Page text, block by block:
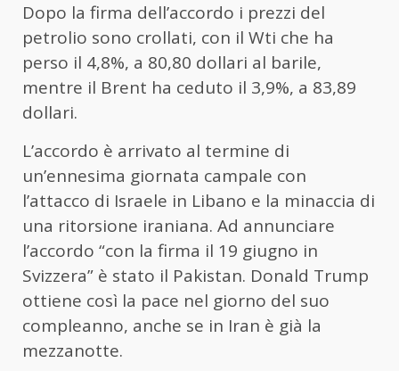
Dopo la firma dell’accordo i prezzi del
petrolio sono crollati, con il Wti che ha
perso il 4,8%, a 80,80 dollari al barile,
mentre il Brent ha ceduto il 3,9%, a 83,89
dollari.
L’accordo è arrivato al termine di
un’ennesima giornata campale con
l’attacco di Israele in Libano e la minaccia di
una ritorsione iraniana. Ad annunciare
l’accordo “con la firma il 19 giugno in
Svizzera” è stato il Pakistan. Donald Trump
ottiene così la pace nel giorno del suo
compleanno, anche se in Iran è già la
mezzanotte.